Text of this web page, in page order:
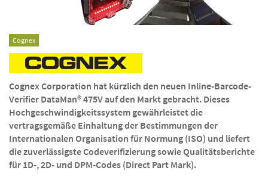
Cognex
Cognex Corporation hat kürzlich den neuen Inline-Barcode-
Verifier DataMan® 475V auf den Markt gebracht. Dieses
Hochgeschwindigkeitssystem gewährleistet die
vertragsgemäße Einhaltung der Bestimmungen der
Internationalen Organisation für Normung (ISO) und liefert
die zuverlässigste Codeverifizierung sowie Qualitätsberichte
für 1D-, 2D- und DPM-Codes (Direct Part Mark).